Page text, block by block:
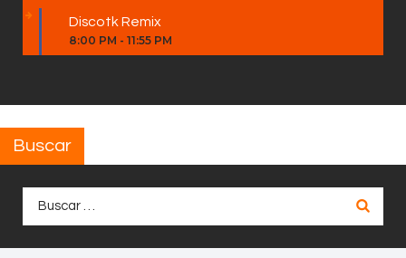
Discotk Remix
8:00 PM - 11:55 PM
Buscar